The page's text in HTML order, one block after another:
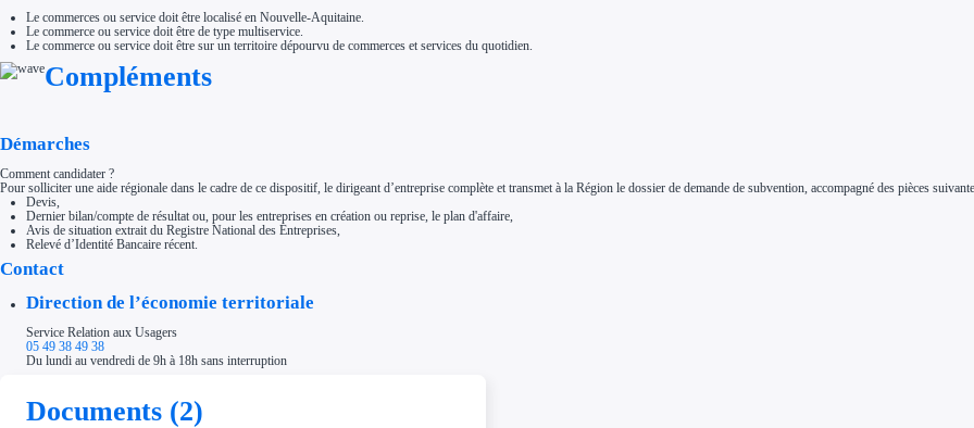
Le commerces ou service doit être localisé en Nouvelle-Aquitaine.
Le commerce ou service doit être de type multiservice.
Le commerce ou service doit être sur un territoire dépourvu de commerces et services du quotidien.
Compléments
Démarches
Comment candidater ?
Pour solliciter une aide régionale dans le cadre de ce dispositif, le dirigeant d’entreprise complète et transmet à la Région le dossier de demande de subvention, accompagné des pièces
Devis,
Dernier bilan/compte de résultat ou, pour les entreprises en création ou reprise, le plan d'affaire,
Avis de situation extrait du Registre National des Entreprises,
Relevé d’Identité Bancaire récent.
Contact
Direction de l’économie territoriale
Service Relation aux Usagers
05 49 38 49 38
Du lundi au vendredi de 9h à 18h sans interruption
Documents (2)